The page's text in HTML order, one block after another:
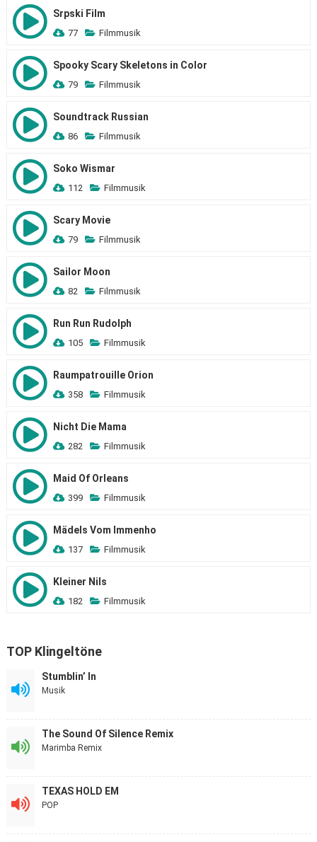
Srpski Film
77 Filmmusik
Spooky Scary Skeletons in Color
79 Filmmusik
Soundtrack Russian
86 Filmmusik
Soko Wismar
112 Filmmusik
Scary Movie
79 Filmmusik
Sailor Moon
82 Filmmusik
Run Run Rudolph
105 Filmmusik
Raumpatrouille Orion
358 Filmmusik
Nicht Die Mama
282 Filmmusik
Maid Of Orleans
399 Filmmusik
Mädels Vom Immenho
137 Filmmusik
Kleiner Nils
182 Filmmusik
TOP Klingeltöne
Stumblin’ In
Musik
The Sound Of Silence Remix
Marimba Remix
TEXAS HOLD EM
POP